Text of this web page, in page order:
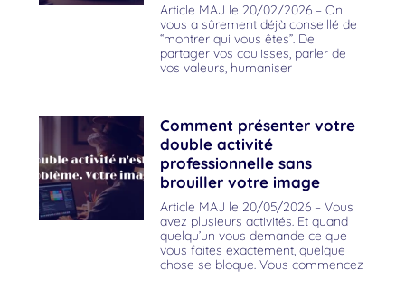
Article MAJ le 20/02/2026 – On
vous a sûrement déjà conseillé de
“montrer qui vous êtes”. De
partager vos coulisses, parler de
vos valeurs, humaniser
Comment présenter votre
double activité
professionnelle sans
brouiller votre image
Article MAJ le 20/05/2026 – Vous
avez plusieurs activités. Et quand
quelqu’un vous demande ce que
vous faites exactement, quelque
chose se bloque. Vous commencez